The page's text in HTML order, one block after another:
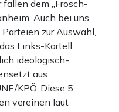
dem „Frosch-
Auch bei uns
zur Auswahl,
Links-Kartell.
ideologisch-
aus
KPÖ. Diese 5
vereinen laut